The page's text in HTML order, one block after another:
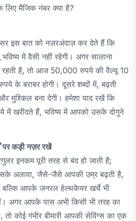
मैजिक नंबर क्या है?
इस बात को नज़रअंदाज़ कर देते हैं कि
में वैसी नहीं रहेगी। अगर सालाना
रहती है, तो आज 50,000 रुपये की वैल्यू 10
के बराबर होगी। दूसरे शब्दों में, बढ़ती
मुश्किल बना देगी। हमेशा याद रखें कि
खरीदते हैं, भविष्य में आपको उसके दोगुने
पर कड़ी नज़र रखें
इनकम पूरी तरह से बंद हो जाती है;
अलावा, जैसे-जैसे आपकी उम्र बढ़ती है,
आपके जनरल हेल्थकेयर खर्चे भी
अगर आपके पास अभी किसी भी तरह का
कोई गंभीर बीमारी आपकी सेविंग्स का एक